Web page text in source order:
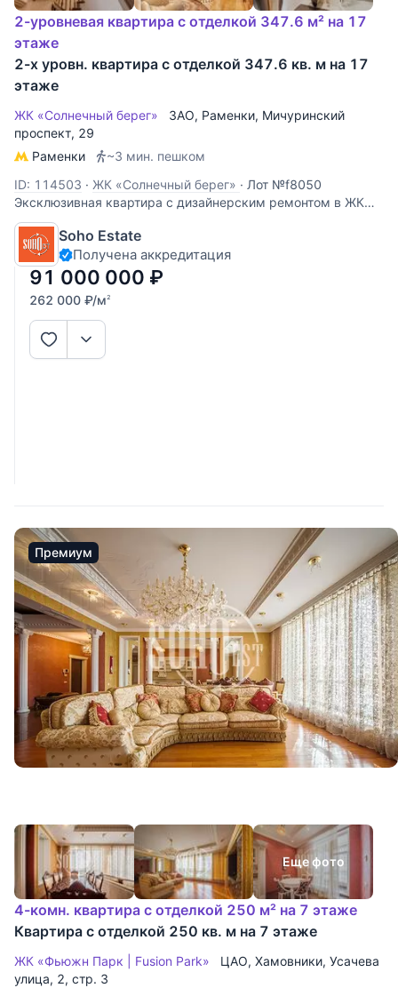
2-уровневая квартира с отделкой 347.6 м² на 17
этаже
2-х уровн. квартира с отделкой 347.6 кв. м на 17
этаже
ЖК «Солнечный берег» ЗАО, Раменки, Мичуринский
проспект, 29
Раменки
~3 мин. пешком
ID: 114503 · ЖК «Солнечный берег» · Лот №f8050
Эксклюзивная квартира с дизайнерским ремонтом в ЖК
Солнечный берег. 2-х уровневая квартира. На первом
этаже огромная гостиная-столовая, совмещенная с кухней
с действующим камином, водопадом и зимним садом. А
так же кабинет и комната без
Soho Estate
Получена аккредитация
91 000 000 ₽
262 000 ₽/м2
Премиум
Еще фото
4-комн. квартира с отделкой 250 м² на 7 этаже
Квартира с отделкой 250 кв. м на 7 этаже
ЖК «Фьюжн Парк | Fusion Park» ЦАО, Хамовники, Усачева
улица, 2, стр. 3